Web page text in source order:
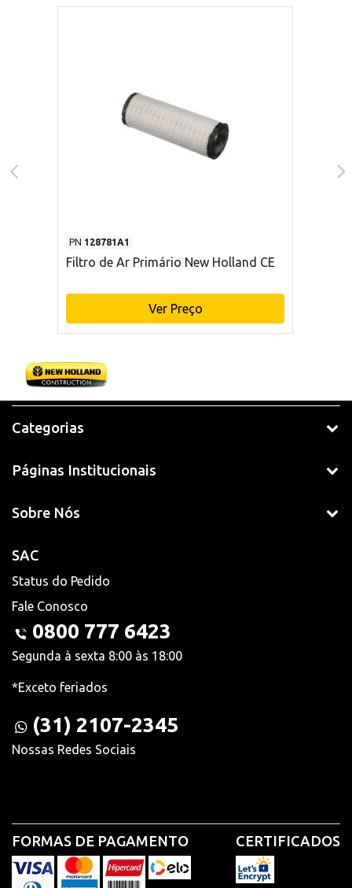
PN 128781A1
Filtro de Ar Primário New Holland CE
Ver Preço
Categorias
Páginas Institucionais
Sobre Nós
SAC
Status do Pedido
Fale Conosco
0800 777 6423
Segunda à sexta 8:00 às 18:00
*Exceto feriados
(31) 2107-2345
Nossas Redes Sociais
FORMAS DE PAGAMENTO CERTIFICADOS